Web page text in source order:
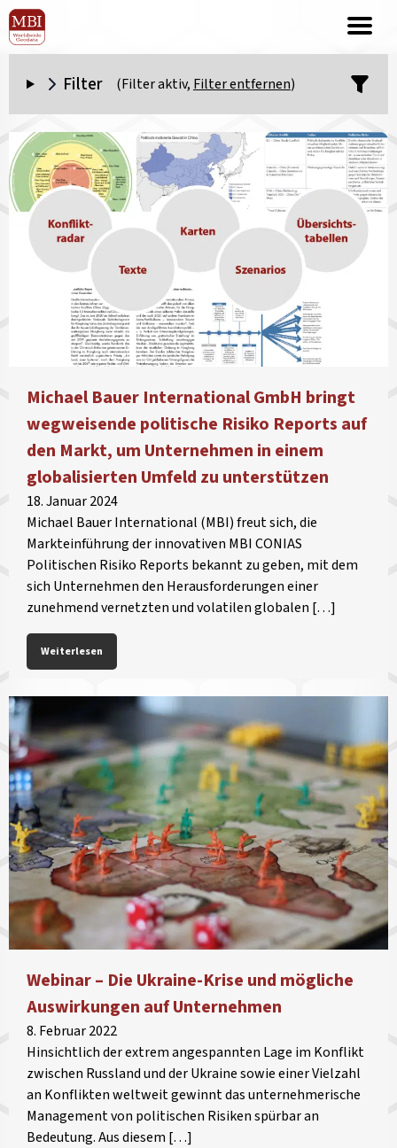
Filter (Filter aktiv, Filter entfernen)
Michael Bauer International GmbH bringt
wegweisende politische Risiko Reports auf
den Markt, um Unternehmen in einem
globalisierten Umfeld zu unterstützen
18. Januar 2024
Michael Bauer International (MBI) freut sich, die
Markteinführung der innovativen MBI CONIAS
Politischen Risiko Reports bekannt zu geben, mit dem
sich Unternehmen den Herausforderungen einer
zunehmend vernetzten und volatilen globalen […]
Weiterlesen
Webinar – Die Ukraine-Krise und mögliche
Auswirkungen auf Unternehmen
8. Februar 2022
Hinsichtlich der extrem angespannten Lage im Konflikt
zwischen Russland und der Ukraine sowie einer Vielzahl
an Konflikten weltweit gewinnt das unternehmerische
Management von politischen Risiken spürbar an
Bedeutung. Aus diesem […]